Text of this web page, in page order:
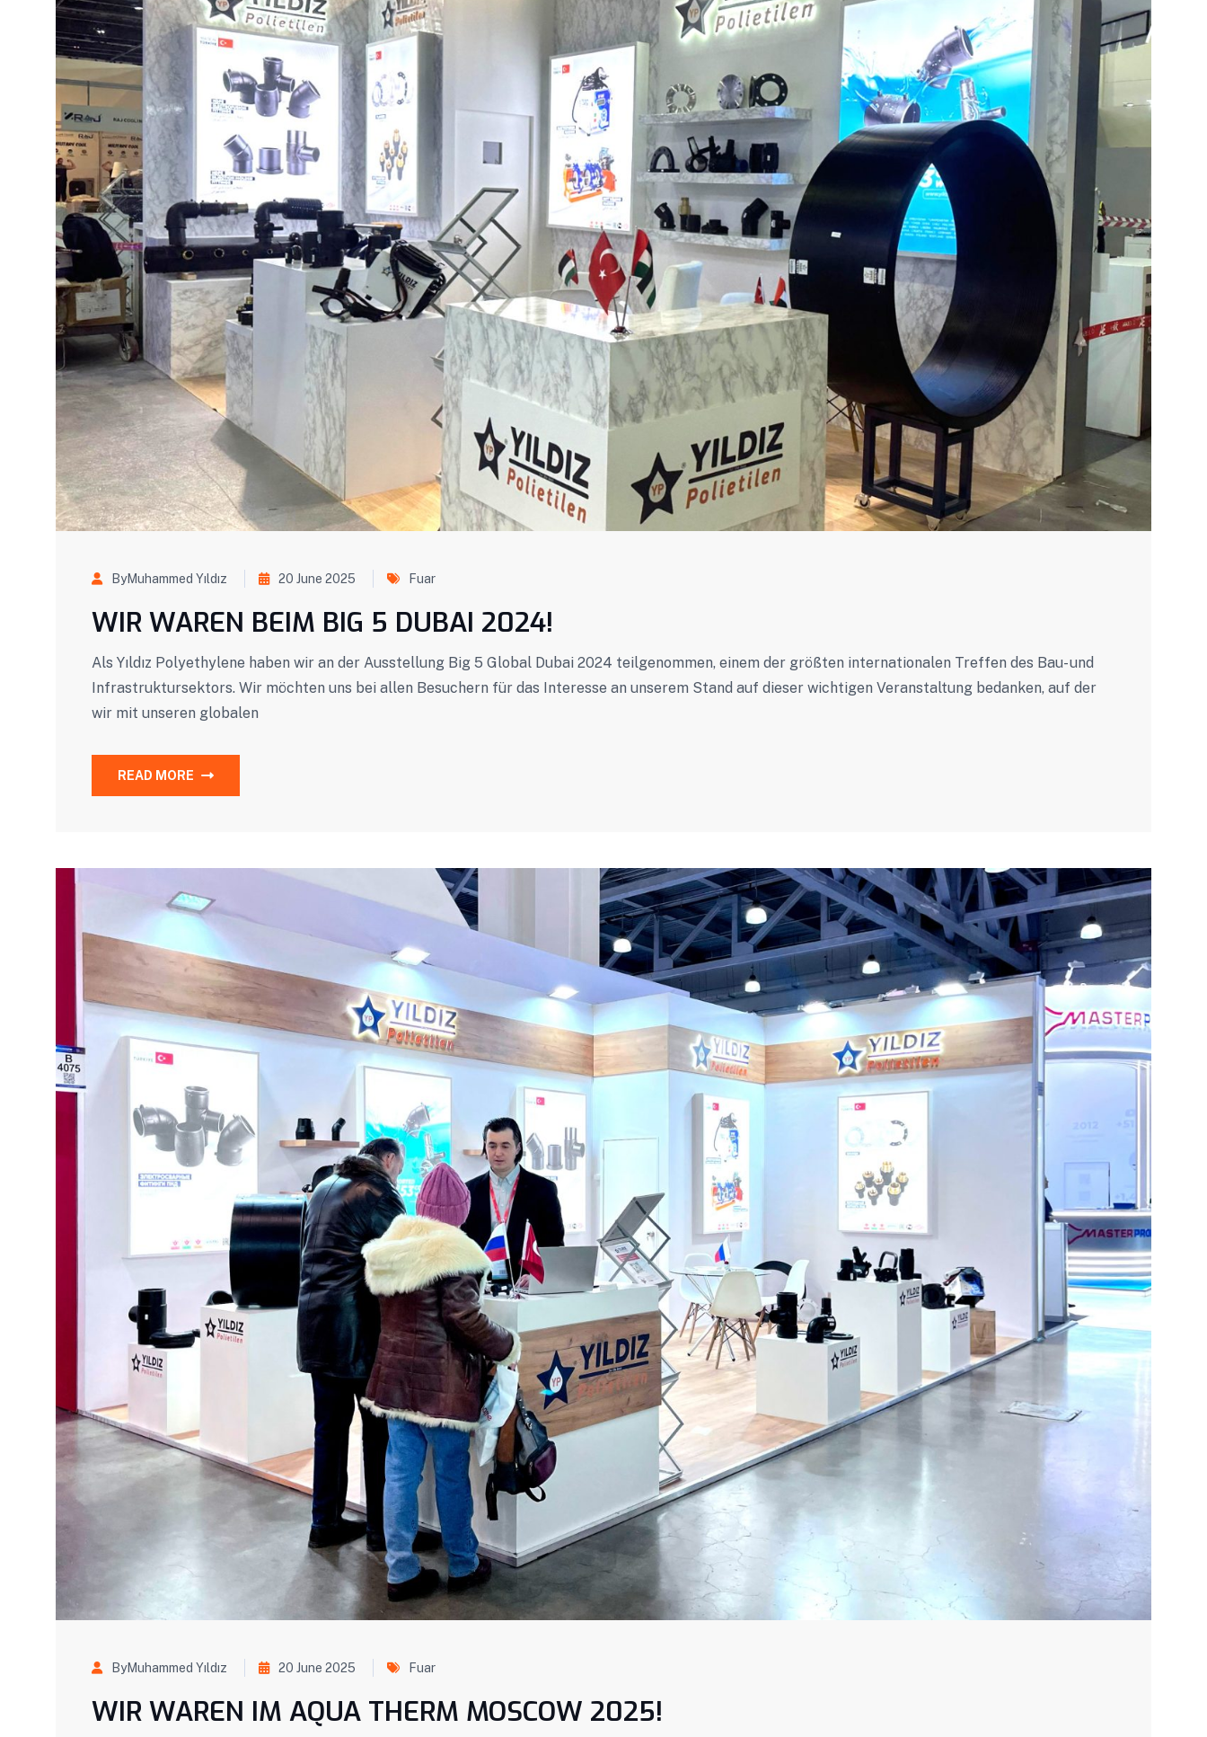
ByMuhammed Yıldız 20 June 2025 Fuar
WIR WAREN BEIM BIG 5 DUBAI 2024!
Als Yıldız Polyethylene haben wir an der Ausstellung Big 5 Global Dubai 2024 teilgenommen, einem der größten internationalen Treffen des Bau- und
Infrastruktursektors. Wir möchten uns bei allen Besuchern für das Interesse an unserem Stand auf dieser wichtigen Veranstaltung bedanken, auf der
wir mit unseren globalen
READ MORE
ByMuhammed Yıldız 20 June 2025 Fuar
WIR WAREN IM AQUA THERM MOSCOW 2025!